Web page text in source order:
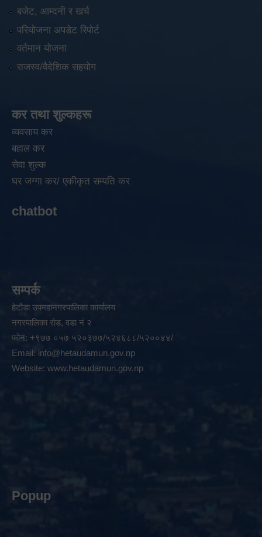
बजेट, आम्दनी र खर्च
परियोजना अपडेट रिपोर्ट
वर्तमान योजना
राजस्व/वैदेशिक सहयोग
कर तथा शुल्कहरू
व्यवसाय कर
बहाल कर
सेवा शुल्क
घर जग्गा कर/ एकीकृत सम्पति कर
chatbot
सम्पर्क
हेटौडा उपमहानगरपालिका कार्यालय
नगरपालिका रोड, वडा नं २
फोन: +९७७ ०५७ ५२०३७७/५२४६८८/५२००४४/
Email: info@hetaudamun.gov.np
Website: www.hetaudamun.gov.np
Popup